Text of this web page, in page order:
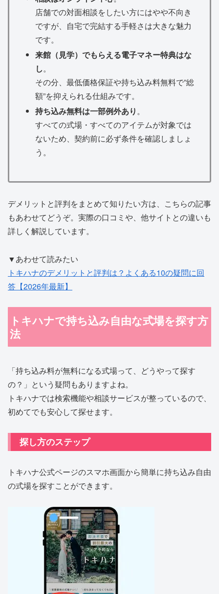
店舗での対面相談をしたい方にはやや不向き
ですが、自宅で完結する手軽さは大きな魅力
です。
来館（見学）でもらえる電子マネー特典はな
し。
その分、最低価格保証や持ち込み料無料で”総
額”を抑えられる仕組みです。
持ち込み無料は一部例外あり。
すべての式場・すべてのアイテムが対象では
ないため、契約前に必ず条件を確認しましょ
う。
デメリットと評判をまとめて知りたい方は、こちらの記事
もあわせてどうぞ。実際の口コミや、他サイトとの違いも
詳しく解説しています。
▼あわせて読みたい
トキハナのデメリットと評判は？よくある10の疑問に回
答【2026年最新】
トキハナで持ち込み自由な式場を探す方
法
「持ち込み料が無料になる式場って、どうやって探す
の？」という疑問もありますよね。
トキハナでは検索機能や相談サービスが整っているので、
初めてでも安心して探せます。
探し方のステップ
トキハナ公式ページのスマホ画面から簡単に持ち込み自由
の式場を探すことができます。